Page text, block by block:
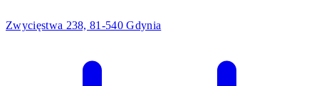
Zwycięstwa 238, 81-540 Gdynia